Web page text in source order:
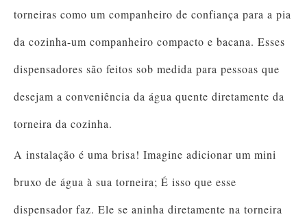
torneiras como um companheiro de confiança para a pia
da cozinha-um companheiro compacto e bacana. Esses
dispensadores são feitos sob medida para pessoas que
desejam a conveniência da água quente diretamente da
torneira da cozinha.
A instalação é uma brisa! Imagine adicionar um mini
bruxo de água à sua torneira; É isso que esse
dispensador faz. Ele se aninha diretamente na torneira